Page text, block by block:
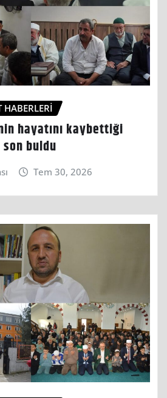
HABERLERI
hayatını kaybettiği
buldu
Tem 30, 2026